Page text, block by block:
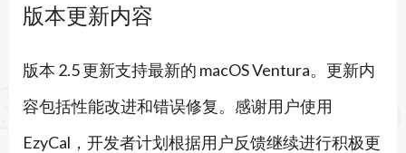
版本更新内容
版本 2.5 更新支持最新的 macOS Ventura。更新内
容包括性能改进和错误修复。感谢用户使用
EzyCal，开发者计划根据用户反馈继续进行积极更